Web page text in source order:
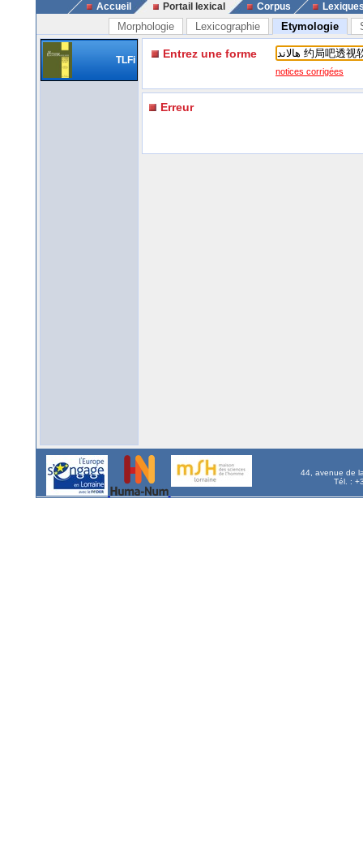
Accueil Portail lexical Corpus
Morphologie Lexicographie Etymologie
TLFi Entrez une forme
notices corrigées
Erreur
44, avenue de
Tél. :